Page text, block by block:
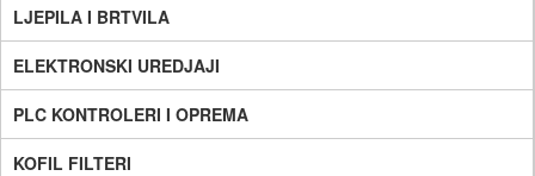
LJEPILA I BRTVILA
ELEKTRONSKI UREDJAJI
PLC KONTROLERI I OPREMA
KOFIL FILTERI